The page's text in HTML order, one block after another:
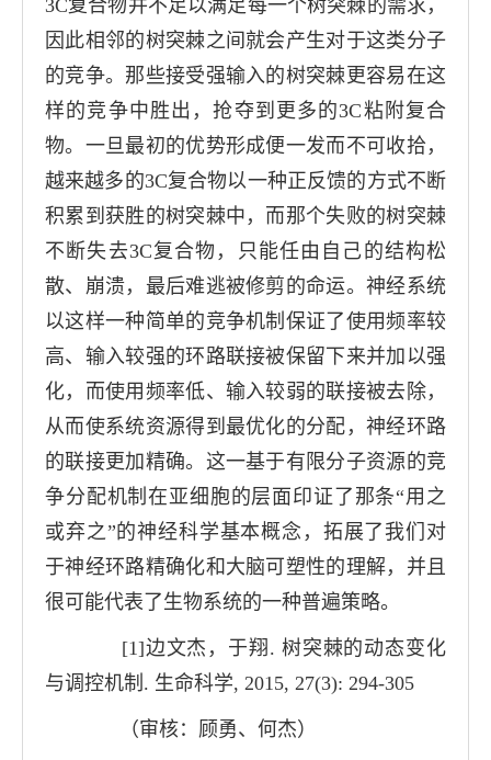
3C复合物并不足以满足每一个树突棘的需求，
因此相邻的树突棘之间就会产生对于这类分子
的竞争。那些接受强输入的树突棘更容易在这
样的竞争中胜出，抢夺到更多的3C粘附复合
物。一旦最初的优势形成便一发而不可收拾，
越来越多的3C复合物以一种正反馈的方式不断
积累到获胜的树突棘中，而那个失败的树突棘
不断失去3C复合物，只能任由自己的结构松
散、崩溃，最后难逃被修剪的命运。神经系统
以这样一种简单的竞争机制保证了使用频率较
高、输入较强的环路联接被保留下来并加以强
化，而使用频率低、输入较弱的联接被去除，
从而使系统资源得到最优化的分配，神经环路
的联接更加精确。这一基于有限分子资源的竞
争分配机制在亚细胞的层面印证了那条“用之
或弃之”的神经科学基本概念，拓展了我们对
于神经环路精确化和大脑可塑性的理解，并且
很可能代表了生物系统的一种普遍策略。
[1]边文杰，于翔 . 树突棘的动态变化
与调控机制 . 生命科学, 2015, 27(3): 294-305
（审核：顾勇、何杰）